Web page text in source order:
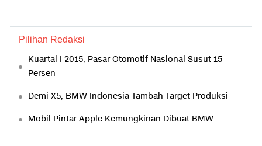
Pilihan Redaksi
Kuartal I 2015, Pasar Otomotif Nasional Susut 15
Persen
Demi X5, BMW Indonesia Tambah Target Produksi
Mobil Pintar Apple Kemungkinan Dibuat BMW